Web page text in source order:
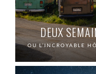
DEUX
OU L’INCROYABLE